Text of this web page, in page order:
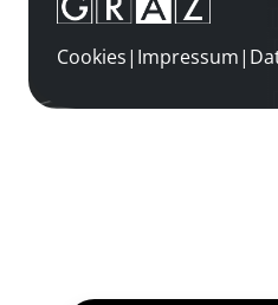
Cookies| Impressum|